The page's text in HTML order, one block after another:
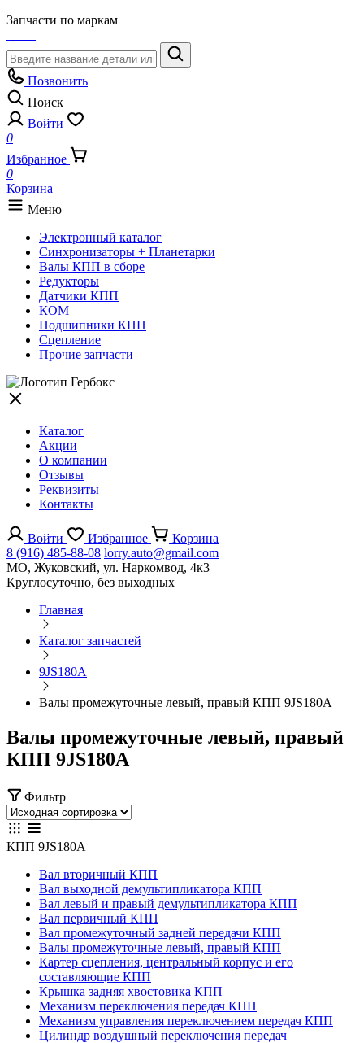
Запчасти по маркам
Позвонить
Поиск
Войти
0
Избранное
0
Корзина
Меню
Электронный каталог
Синхронизаторы + Планетарки
Валы КПП в сборе
Редукторы
Датчики КПП
КОМ
Подшипники КПП
Сцепление
Прочие запчасти
Каталог
Акции
О компании
Отзывы
Реквизиты
Контакты
Войти Избранное
Корзина
8 (916) 485-88-08 lorry.auto@gmail.com
МО, Жуковский, ул. Наркомвод, 4к3
Круглосуточно, без выходных
Главная
Каталог запчастей
9JS180A
Валы промежуточные левый, правый КПП 9JS180A
Валы промежуточные левый, правый
КПП 9JS180A
Фильтр
КПП 9JS180A
Вал вторичный КПП
Вал выходной демультипликатора КПП
Вал левый и правый демультипликатора КПП
Вал первичный КПП
Вал промежуточный задней передачи КПП
Валы промежуточные левый, правый КПП
Картер сцепления, центральный корпус и его
составляющие КПП
Крышка задняя хвостовика КПП
Механизм переключения передач КПП
Механизм управления переключением передач КПП
Цилиндр воздушный переключения передач